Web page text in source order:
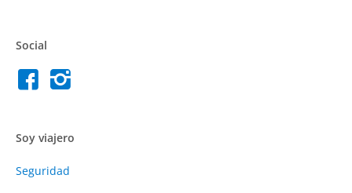
Social
Soy viajero
Seguridad